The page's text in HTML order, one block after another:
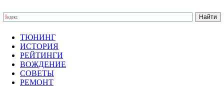
ТЮНИНГ
ИСТОРИЯ
РЕЙТИНГИ
ВОЖДЕНИЕ
СОВЕТЫ
РЕМОНТ